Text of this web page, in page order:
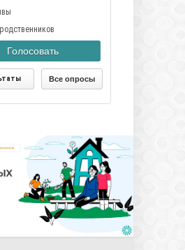
Голосовать
Все опросы